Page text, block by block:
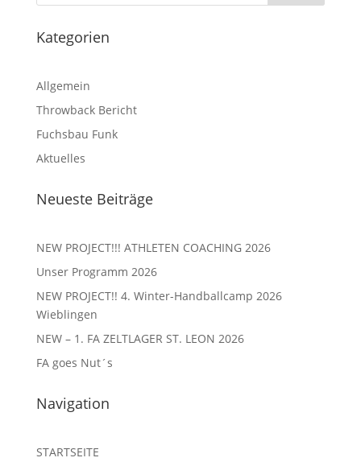
Kategorien
Allgemein
Throwback Bericht
Fuchsbau Funk
Aktuelles
Neueste Beiträge
NEW PROJECT!!! ATHLETEN COACHING 2026
Unser Programm 2026
NEW PROJECT!! 4. Winter-Handballcamp 2026
Wieblingen
NEW – 1. FA ZELTLAGER ST. LEON 2026
FA goes Nut´s
Navigation
STARTSEITE